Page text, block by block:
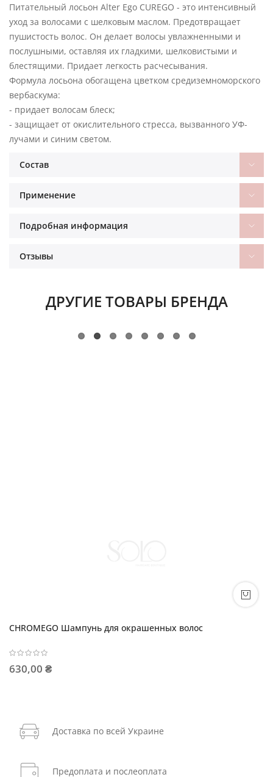
Питательный лосьон Alter Ego CUREGO - это интенсивный
уход за волосами с шелковым маслом. Предотвращает
пушистость волос. Он делает волосы увлажненными и
послушными, оставляя их гладкими, шелковистыми и
блестящими. Придает легкость расчесывания.
Формула лосьона обогащена цветком средиземноморского
вербаскума:
- придает волосам блеск;
- защищает от окислительного стресса, вызванного УФ-
лучами и синим светом.
Состав
Применение
Подробная информация
Отзывы
ДРУГИЕ ТОВАРЫ БРЕНДА
CHROMEGO Шампунь для окрашенных волос
630,00 ₴
Доставка по всей Украине
Предоплата и послеоплата